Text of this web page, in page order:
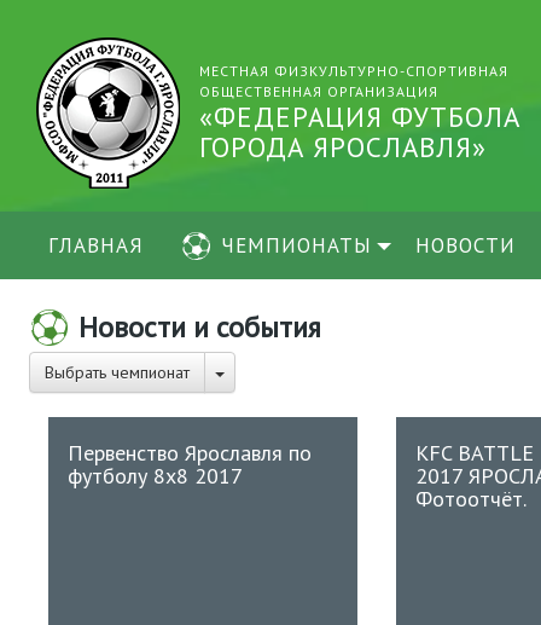
МЕСТНАЯ ФИЗКУЛЬТУРНО-СПОРТИВНАЯ
ОБЩЕСТВЕННАЯ ОРГАНИЗАЦИЯ
«ФЕДЕРАЦИЯ ФУТБОЛА
ГОРОДА ЯРОСЛАВЛЯ»
ГЛАВНАЯ ЧЕМПИОНАТЫ НОВОСТИ
Новости и события
Выбрать чемпионат
Первенство Ярославля по
футболу 8х8 2017
KFC
2017
Фотоотчёт.